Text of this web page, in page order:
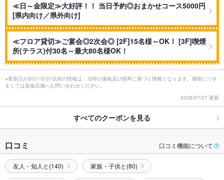
≪日～金限定≫大好評！！ 当日予約◎おまかせコース5000円
[県内向け／県外向け]
≪フロア貸切≫ご宴会◎2次会◎ [2F]15名様～OK！ [3F]喫煙
所(テラス)付30名～最大80名様OK！
※更新日が2021/3/31以前の情報は、当時の価格及び税率に基づく情報となります。価格につき
ましては直接店舗へお問い合わせください。
2026/07/27 更新
すべてのクーポンを見る
口コミ 口コミ機能について
友人・知人と(140) 家族・子供と(80)